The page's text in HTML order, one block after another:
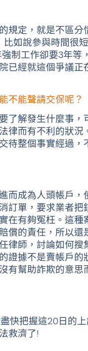
規定，就是不區分
如說參與時間很
制工作卻要3年等
已經就這個爭議正
不能聲請交保呢？
了解發生什麼事，
律而有不利的狀況
待整個事實經過，
而成為人頭帳戶，
訂單，要求業者把
在有夠冤枉。這種
償的責任，所以還
律師，討論如何搜
證據不是賣帳戶的
有幫助詐欺的意思
快把握這20日的
救濟了!